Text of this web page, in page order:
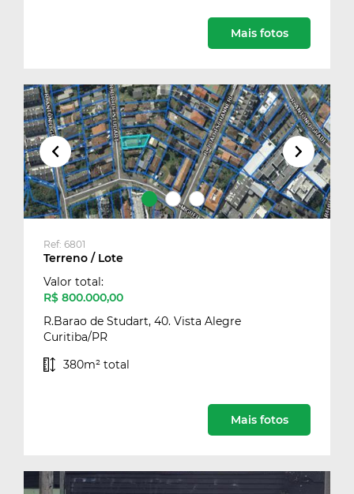
Mais fotos
Ref: 6801
Terreno / Lote
Valor total:
R$ 800.000,00
R.Barao de Studart, 40. Vista Alegre
Curitiba/PR
380m² total
Mais fotos